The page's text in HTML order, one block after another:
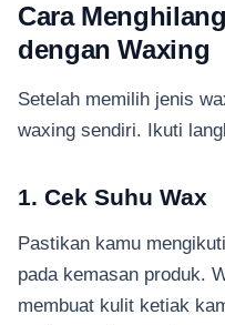
Cara
dengan Waxing
Setelah memilih jenis
waxing sendiri. Ikuti
1. Cek Suhu Wax
Pastikan kamu
pada kemasan produk.
membuat kulit ketiak